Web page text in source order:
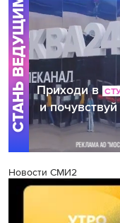
Новости СМИ2